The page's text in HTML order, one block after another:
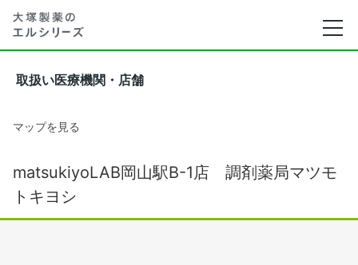
取扱い医療機関・店舗
マップを見る
matsukiyoLAB岡山駅B-1店 調剤薬局マツモ
トキヨシ